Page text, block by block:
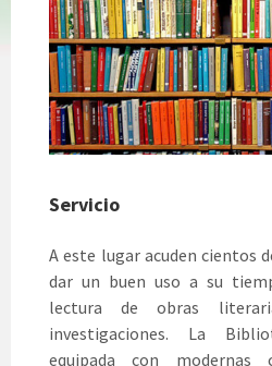
Servicio
A este lugar acuden cientos
dar un buen uso a su
lectura de obras
investigaciones. La
equipada con modernas